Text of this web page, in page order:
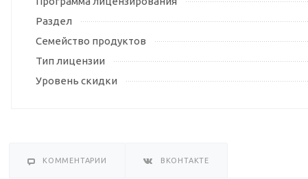
Раздел
Семейство продуктов
Тип лицензии
Уровень скидки
КОММЕНТАРИИ ВКОНТАКТЕ